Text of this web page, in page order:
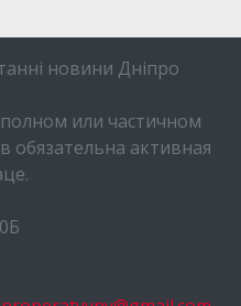
новини Дніпро
или частичном
обязательна активная